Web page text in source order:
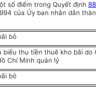
số điểm trong Quyết định
của Ủy ban nhân dân
bỏ
biểu thu tiền thuê kho bãi do
Chí Minh quản lý
bỏ